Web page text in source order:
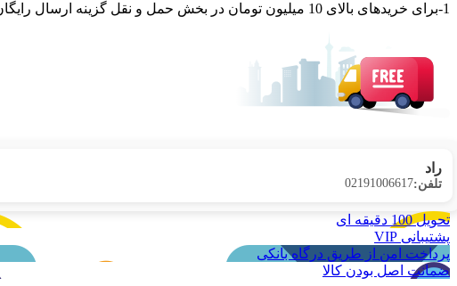
1-برای خریدهای بالای 10 میلیون تومان در بخش حمل و نقل گزینه ارسال رایگان پستی فعال می شود. 2-برای کالاهای با باکس ارسال رایگان در بخش حمل و نقل گزینه ارسال رایگان پستی فعال می شود.
راد
تلفن:02191006617
تحویل 100 دقیقه ای
پشتیبانی VIP
پرداخت امن از طریق درگاه بانکی
ضمانت اصل بودن کالا